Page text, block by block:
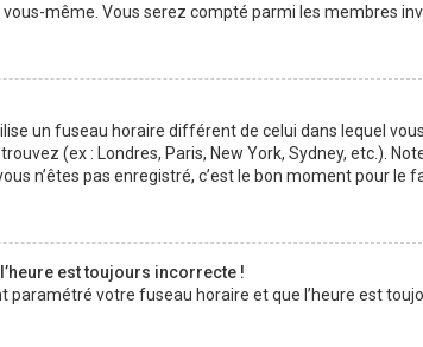
même. Vous serez compté parmi les membres
un fuseau horaire différent de celui dans lequel
(ex : Londres, Paris, New York, Sydney, etc.).
n’êtes pas enregistré, c’est le bon moment pour le
est toujours incorrecte !
paramétré votre fuseau horaire et que l’heure est